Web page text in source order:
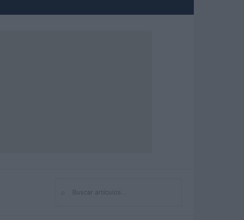
Buscar